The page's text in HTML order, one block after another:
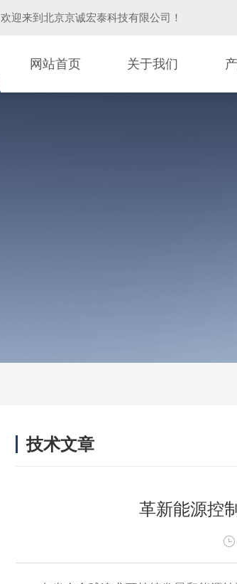
欢迎来到 北京京诚宏泰科技有限公司 ！
网站首页 关于我们
技术文章
革新能源控